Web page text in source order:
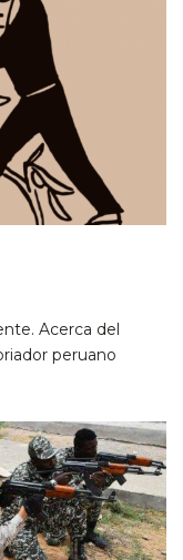
Acerca del
peruano